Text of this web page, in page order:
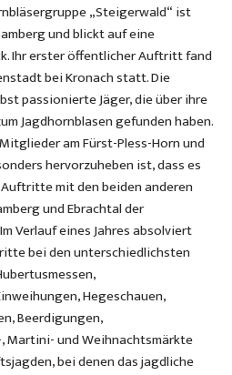
„Steigerwald“ ist
und blickt auf eine
Ihr erster öffentlicher Auftritt fand
bei Kronach statt. Die
passionierte Jäger, die über ihre
Jagdhornblasen gefunden haben.
am Fürst-Pless-Horn und
hervorzuheben ist, dass es
mit den beiden anderen
und Ebrachtal der
Verlauf eines Jahres absolviert
bei den unterschiedlichsten
Hegeschauen,
Beerdigungen,
Martini- und Weihnachtsmärkte
bei denen das jagdliche